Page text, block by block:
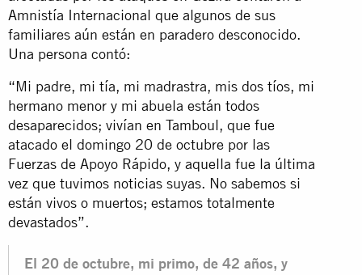
Amnistía Internacional que algunos de sus
familiares aún están en paradero desconocido.
Una persona contó:
“Mi padre, mi tía, mi madrastra, mis dos tíos, mi
hermano menor y mi abuela están todos
desaparecidos; vivían en Tamboul, que fue
atacado el domingo 20 de octubre por las
Fuerzas de Apoyo Rápido, y aquella fue la última
vez que tuvimos noticias suyas. No sabemos si
están vivos o muertos; estamos totalmente
devastados”.
El 20 de octubre, mi primo, de 42 años, y